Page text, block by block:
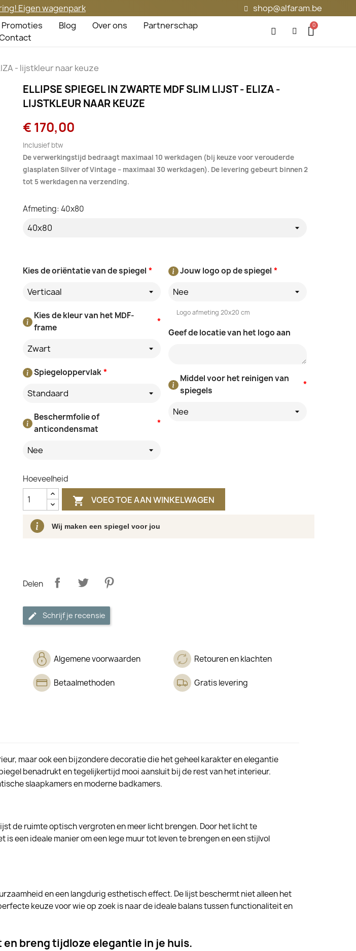
Eigen wagenpark
shop@alfaram.be
Promoties Blog Over ons
Partnerschap
- lijstkleur naar keuze
ELLIPSE SPIEGEL IN ZWARTE MDF SLIM LIJST - ELIZA -
LIJSTKLEUR NAAR KEUZE
€ 170,00
Inclusief btw
De verwerkingstijd bedraagt maximaal 10 werkdagen (bij keuze voor verouderde
glasplaten Silver of Vintage – maximaal 30 werkdagen). De levering gebeurt binnen 2
tot 5 werkdagen na verzending.
*
Kies de oriëntatie van de spiegel
Verticaal
*
Kies de kleur van het MDF-
frame
Zwart
*
Spiegeloppervlak
Standaard
*
Beschermfolie of
anticondensmat
Nee
*
Jouw logo op de spiegel
Nee
Logo afmeting 20x20 cm
Geef de locatie van het logo aan
*
Middel voor het reinigen van
spiegels
Nee
Afmeting: 40x80
Hoeveelheid
 VOEG TOE AAN WINKELWAGEN
Wij maken een spiegel voor jou
Delen
Schrijf je recensie
Algemene voorwaarden Retouren en klachten
Betaalmethoden Gratis levering
maar ook een bijzondere decoratie die het geheel karakter en elegantie
benadrukt en tegelijkertijd mooi aansluit bij de rest van het interieur.
slaapkamers en moderne badkamers.
de ruimte optisch vergroten en meer licht brengen. Door het licht te
een ideale manier om een lege muur tot leven te brengen en een stijlvol
en een langdurig esthetisch effect. De lijst beschermt niet alleen het
keuze voor wie op zoek is naar de ideale balans tussen functionaliteit en
breng tijdloze elegantie in je huis.